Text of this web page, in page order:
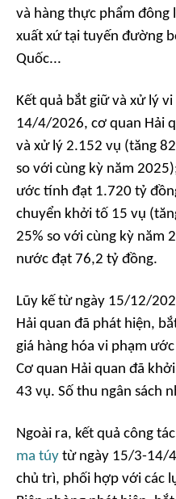
và hàng thực phẩm đông
xuất xứ tại tuyến đường
Quốc...
Kết quả bắt giữ và xử lý
14/4/2026, cơ quan Hải
và xử lý 2.152 vụ (tăng
so với cùng kỳ năm
ước tính đạt 1.720 tỷ
chuyển khởi tố 15 vụ
25% so với cùng kỳ năm
nước đạt 76,2 tỷ đồng.
Lũy kế từ ngày 15/12/
Hải quan đã phát hiện,
giá hàng hóa vi phạm
Cơ quan Hải quan đã
43 vụ. Số thu ngân sách
Ngoài ra, kết quả công
ma túy từ ngày 15/3-14/
chủ trì, phối hợp với các